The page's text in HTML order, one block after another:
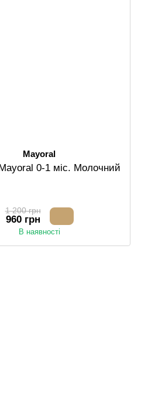
Mayoral
0-1 міс. Молочний
1 200 грн
960 грн
В наявності